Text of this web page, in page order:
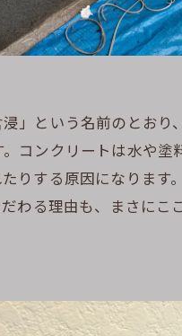
」という名前のとお
コンクリートは水や
りする原因になりま
わる理由も、まさに